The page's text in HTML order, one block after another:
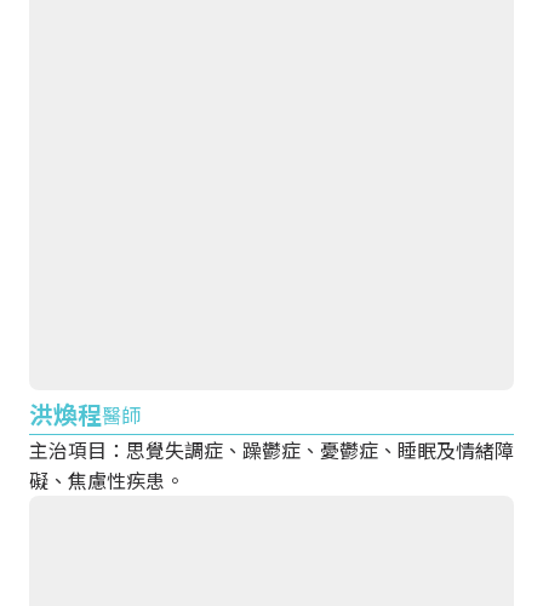
洪煥程醫師
主治項目：思覺失調症、躁鬱症、憂鬱症、睡眠及情緒障
礙、焦慮性疾患。